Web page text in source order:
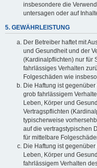
insbesondere die
untersagen oder auf
5. GEWÄHRLEISTUNG
Der Betreiber haftet mit
und Gesundheit und der
(Kardinalpflichten) nur für
fahrlässiges Verhalten
Folgeschäden wie
Die Haftung ist
grob fahrlässigem
Leben, Körper und
Vertragspflichten
typischerweise
auf die vertragstypischen
für mittelbare
Die Haftung ist
Leben, Körper und
fahrlässigem Verhalten